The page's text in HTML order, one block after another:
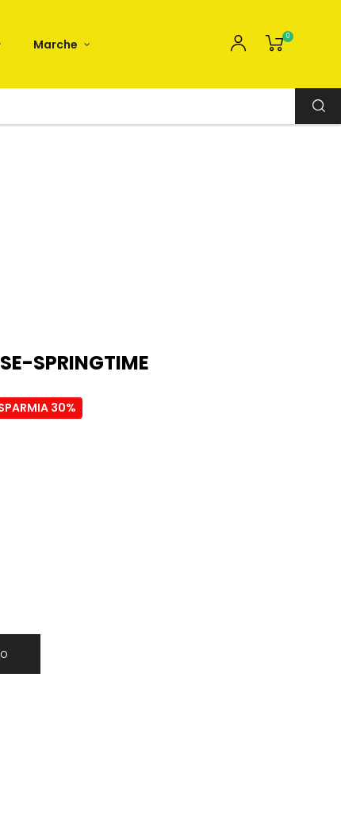
Marche
0
SPRINGTIME
30%